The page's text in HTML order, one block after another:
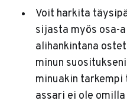
Voit harkita
sijasta myös osa-
alihankintana
minun
minuakin
assari ei ole